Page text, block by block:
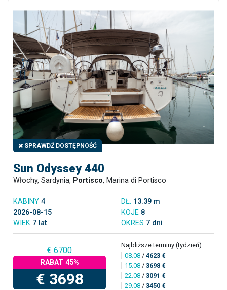
SPRAWDŹ DOSTĘPNOŚĆ
Sun Odyssey 440
Włochy, Sardynia, Portisco, Marina di Portisco
KABINY 4 DŁ. 13.39 m
2026-08-15
KOJE 8
WIEK 7 lat OKRES 7 dni
€ 6700
RABAT 45%
€ 3698
Najbliższe terminy (tydzień):
08.08/4623 €
15.08/3698 €
22.08/3091 €
29.08/3450 €